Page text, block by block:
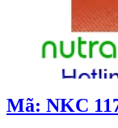
Mã: NKC